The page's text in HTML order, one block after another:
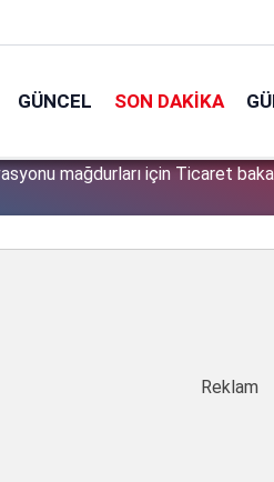
GÜNCEL SON DAKIKA
Joseph Avn Erdoğan'ı öve